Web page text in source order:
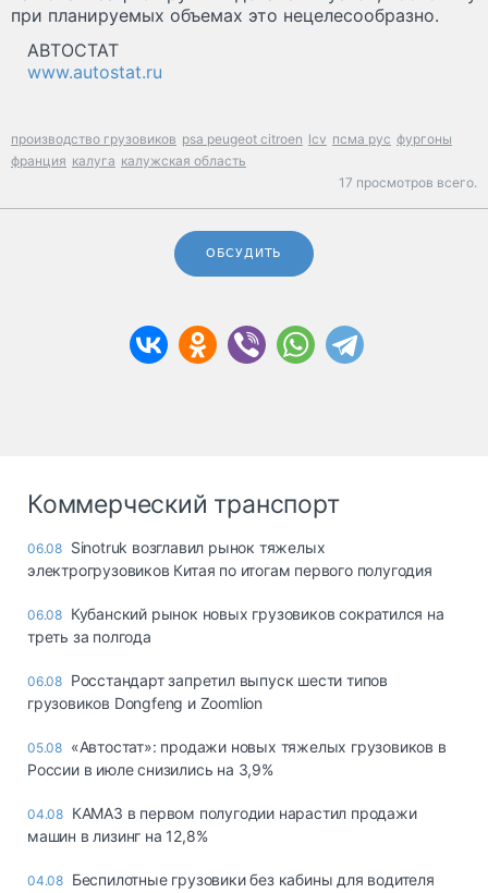
при планируемых объемах это нецелесообразно.
АВТОСТАТ
www.autostat.ru
производство грузовиков psa peugeot citroen lcv псма рус фургоны
франция калуга калужская область
17 просмотров всего.
ОБСУДИТЬ
Коммерческий транспорт
06.08 Sinotruk возглавил рынок тяжелых
электрогрузовиков Китая по итогам первого полугодия
06.08 Кубанский рынок новых грузовиков сократился на
треть за полгода
06.08 Росстандарт запретил выпуск шести типов
грузовиков Dongfeng и Zoomlion
05.08 «Автостат»: продажи новых тяжелых грузовиков в
России в июле снизились на 3,9%
04.08 КАМАЗ в первом полугодии нарастил продажи
машин в лизинг на 12,8%
04.08 Беспилотные грузовики без кабины для водителя